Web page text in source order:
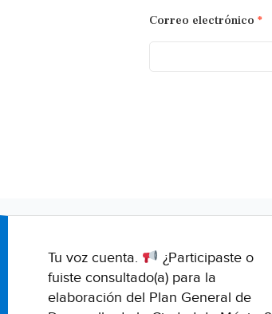
Correo electrónico *
Tu voz cuenta.
¿Participaste o
fuiste consultado(a) para la
elaboración del Plan General de